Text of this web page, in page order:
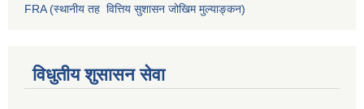
FRA (स्थानीय तह वित्तिय सुशासन जोखिम मुल्याङ्कन)
विधुतीय शुसासन सेवा